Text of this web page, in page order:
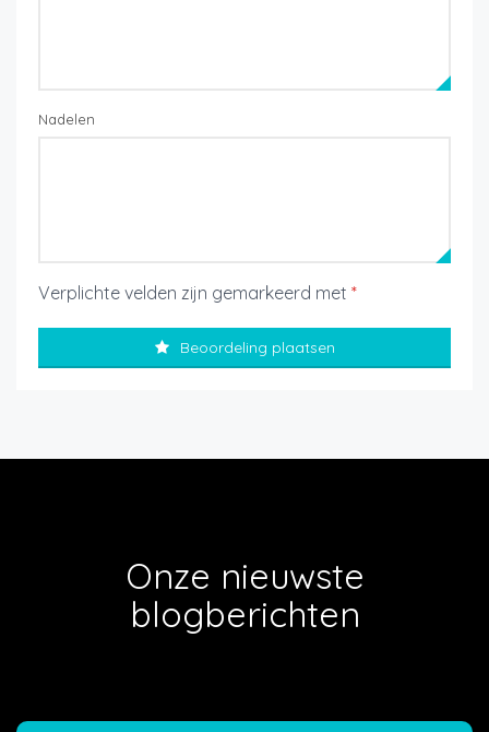
Nadelen
Verplichte velden zijn gemarkeerd met *
Beoordeling plaatsen
Onze nieuwste
blogberichten